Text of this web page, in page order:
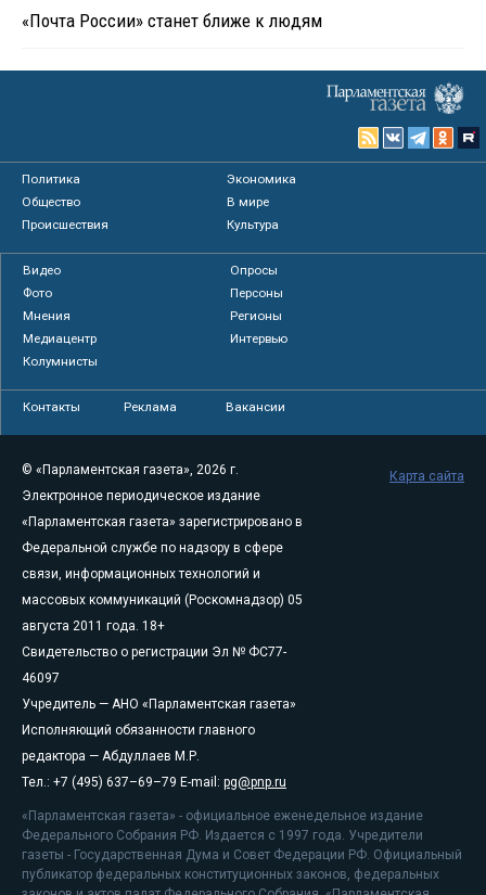
«Почта России» станет ближе к людям
Политика
Экономика
Общество
В мире
Происшествия
Культура
Видео
Опросы
Фото
Персоны
Мнения
Регионы
Медиацентр
Интервью
Колумнисты
Контакты Реклама Вакансии
© «Парламентская газета», 2026 г.
Электронное периодическое издание
«Парламентская газета» зарегистрировано в
Федеральной службе по надзору в сфере
связи, информационных технологий и
массовых коммуникаций (Роскомнадзор) 05
августа 2011 года. 18+
Свидетельство о регистрации Эл № ФС77-
46097
Учредитель — АНО «Парламентская газета»
Исполняющий обязанности главного
редактора — Абдуллаев М.Р.
Тел.: +7 (495) 637–69–79 E-mail: pg@pnp.ru
«Парламентская газета» - официальное еженедельное издание
Федерального Собрания РФ. Издается с 1997 года. Учредители
газеты - Государственная Дума и Совет Федерации РФ. Официальный
публикатор федеральных конституционных законов, федеральных
Карта сайта